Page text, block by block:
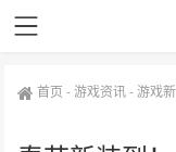
首页 -游戏资讯-游戏